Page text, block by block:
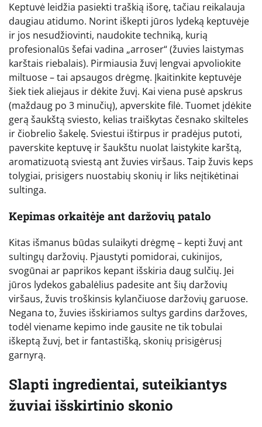
Keptuvė leidžia pasiekti traškią išorę, tačiau reikalauja
daugiau atidumo. Norint iškepti jūros lydeką keptuvėje
ir jos nesudžiovinti, naudokite techniką, kurią
profesionalūs šefai vadina „arroser“ (žuvies laistymas
karštais riebalais). Pirmiausia žuvį lengvai apvoliokite
miltuose – tai apsaugos drėgmę. Įkaitinkite keptuvėje
šiek tiek aliejaus ir dėkite žuvį. Kai viena pusė apskrus
(maždaug po 3 minučių), apverskite filė. Tuomet įdėkite
gerą šaukštą sviesto, kelias traiškytas česnako skilteles
ir čiobrelio šakelę. Sviestui ištirpus ir pradėjus putoti,
paverskite keptuvę ir šaukštu nuolat laistykite karštą,
aromatizuotą sviestą ant žuvies viršaus. Taip žuvis keps
tolygiai, prisigers nuostabių skonių ir liks neįtikėtinai
sultinga.
Kepimas orkaitėje ant daržovių patalo
Kitas išmanus būdas sulaikyti drėgmę – kepti žuvį ant
sultingų daržovių. Pjaustyti pomidorai, cukinijos,
svogūnai ar paprikos kepant išskiria daug sulčių. Jei
jūros lydekos gabalėlius padesite ant šių daržovių
viršaus, žuvis troškinsis kylančiuose daržovių garuose.
Negana to, žuvies išskiriamos sultys gardins daržoves,
todėl viename kepimo inde gausite ne tik tobulai
iškeptą žuvį, bet ir fantastišką, skonių prisigėrusį
garnyrą.
Slapti ingredientai, suteikiantys
žuviai išskirtinio skonio